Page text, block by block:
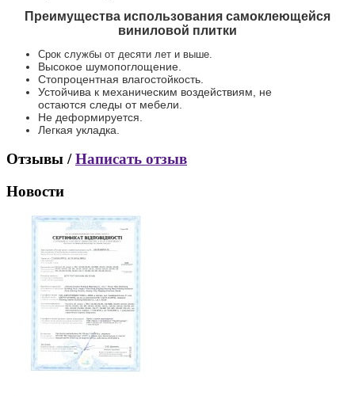
Преимущества использования самоклеющейся
виниловой плитки
Срок службы от десяти лет и выше.
Высокое шумопоглощение.
Стопроцентная влагостойкость.
Устойчива к механическим воздействиям, не
остаются следы от мебели.
Не деформируется.
Легкая укладка.
Отзывы /Написать отзыв
Новости